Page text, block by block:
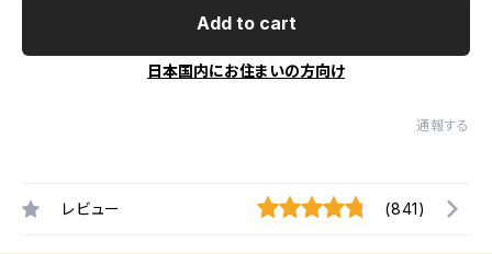
Add to cart
日本国内にお住まいの方向け
通報する
レビュー (841)